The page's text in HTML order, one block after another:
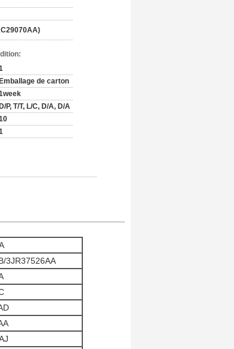
Emballage de carton
D/P, T/T, L/C, D/A, D/A
3JR37526AA